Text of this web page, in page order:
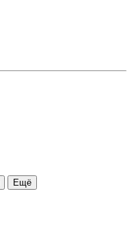
Ещё